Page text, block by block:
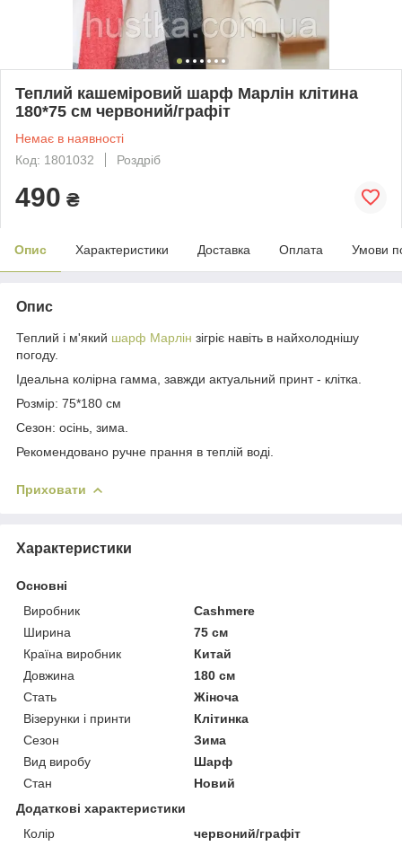
Теплий кашеміровий шарф Марлін клітина
180*75 см червоний/графіт
Немає в наявності
Код: 1801032
Роздріб
490 ₴
Опис Характеристики Доставка Оплата Умови
Опис
Теплий і м'який шарф Марлін зігріє навіть в найхолоднішу
погоду.
Ідеальна колірна гамма, завжди актуальний принт - клітка.
Розмір: 75*180 см
Сезон: осінь, зима.
Рекомендовано ручне прання в теплій воді.
Приховати
Характеристики
Основні
Виробник
Cashmere
Ширина
75 см
Країна виробник
Китай
Довжина
180 см
Стать
Жіноча
Візерунки і принти
Клітинка
Сезон
Зима
Вид виробу
Шарф
Стан
Новий
Додаткові характеристики
Колір
червоний/графіт